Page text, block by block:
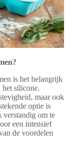
is het belangrijk
het silicone.
maar ook
optie is
verstandig om te
een intensief
de voordelen